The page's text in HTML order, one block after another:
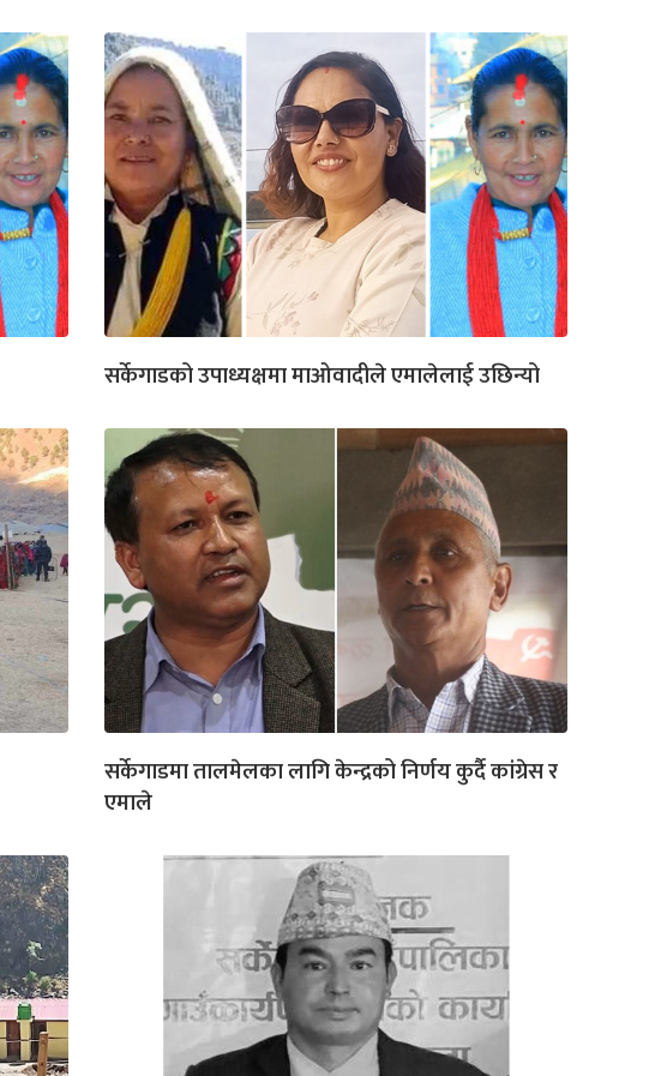
सर्केगाडको उपाध्यक्षमा माओवादीले एमालेलाई उछिन्यो
सर्केगाडमा तालमेलका लागि केन्द्रको निर्णय कुर्दै कांग्रेस र
एमाले